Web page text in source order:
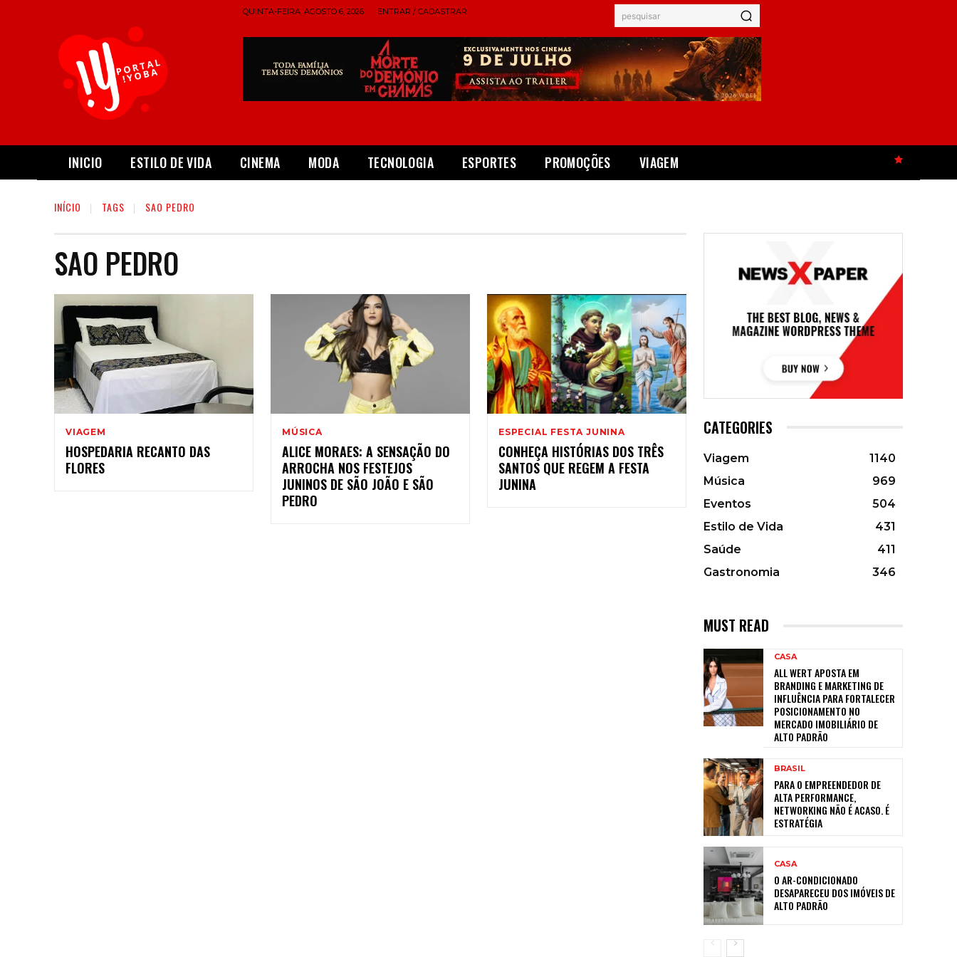
QUINTA-FEIRA, AGOSTO 6, 2026 ENTRAR / CADASTRAR pesquisar
INICIO ESTILO DE VIDA CINEMA MODA TECNOLOGIA ESPORTES PROMOÇÕES VIAGEM
INÍCIO TAGS SAO PEDRO
SAO PEDRO
VIAGEM
HOSPEDARIA RECANTO DAS
FLORES
MÚSICA
ALICE MORAES: A SENSAÇÃO DO
ARROCHA NOS FESTEJOS
JUNINOS DE SÃO JOÃO E SÃO
PEDRO
ESPECIAL FESTA JUNINA
CONHEÇA HISTÓRIAS DOS TRÊS
SANTOS QUE REGEM A FESTA
JUNINA
CATEGORIES
Viagem
1140
Música
969
Eventos
504
Estilo de Vida
431
Saúde
411
Gastronomia
346
MUST READ
CASA
ALL WERT APOSTA EM
BRANDING E MARKETING DE
INFLUÊNCIA PARA FORTALECER
POSICIONAMENTO NO
MERCADO IMOBILIÁRIO DE
ALTO PADRÃO
BRASIL
PARA O EMPREENDEDOR DE
ALTA PERFORMANCE,
NETWORKING NÃO É ACASO. É
ESTRATÉGIA
CASA
O AR-CONDICIONADO
DESAPARECEU DOS IMÓVEIS DE
ALTO PADRÃO